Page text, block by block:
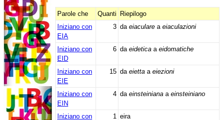
Parole che Quanti Riepilogo
Iniziano con
EIA
3 da eiaculare a eiaculazioni
Iniziano con
EID
6 da eidetica a eidomatiche
Iniziano con
EIE
15 da eietta a eiezioni
Iniziano con
EIN
4 da einsteiniana a einsteiniano
Iniziano con
1 eira